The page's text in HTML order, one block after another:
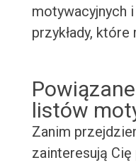
motywacyjnych
przykłady,
listów
Zanim
zainteresują Cię